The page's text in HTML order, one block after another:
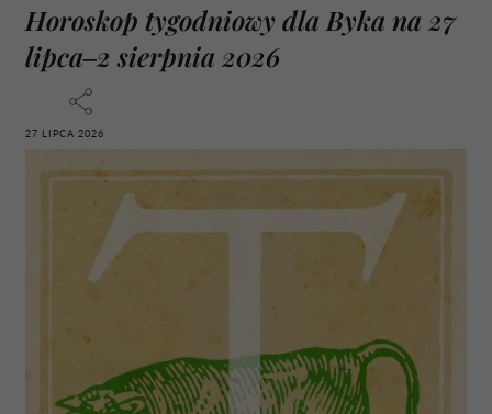
Horoskop tygodniowy dla Byka na 27
lipca–2 sierpnia 2026
27 LIPCA 2026